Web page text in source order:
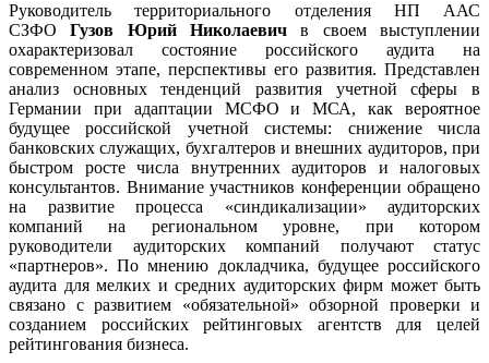
Руководитель территориального отделения НП ААС
СЗФОГузов Юрий Николаевич в своем выступлении
охарактеризовал состояние российского аудита на
современном этапе, перспективы его развития. Представлен
анализ основных тенденций развития учетной сферы в
Германии при адаптации МСФО и МСА, как вероятное
будущее российской учетной системы: снижение числа
банковских служащих, бухгалтеров и внешних аудиторов, при
быстром росте числа внутренних аудиторов и налоговых
консультантов. Внимание участников конференции обращено
на развитие процесса «синдикализации» аудиторских
компаний на региональном уровне, при котором
руководители аудиторских компаний получают статус
«партнеров». По мнению докладчика, будущее российского
аудита для мелких и средних аудиторских фирм может быть
связано с развитием «обязательной» обзорной проверки и
созданием российских рейтинговых агентств для целей
рейтингования бизнеса.